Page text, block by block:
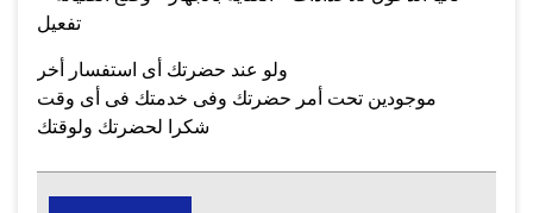
تفعيل
ولو عند حضرتك أى استفسار أخر
موجودين تحت أمر حضرتك وفى خدمتك فى أى وقت
شكرا لحضرتك ولوقتك